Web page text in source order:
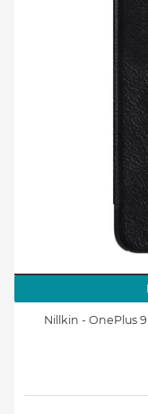
Nillkin - OnePlus